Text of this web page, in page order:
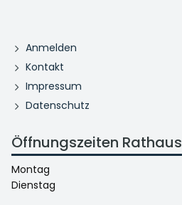
Anmelden
Kontakt
Impressum
Datenschutz
Öffnungszeiten Rathaus
Montag
Dienstag